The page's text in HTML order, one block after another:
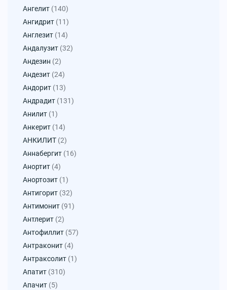
Ангелит (140)
Ангидрит (11)
Англезит (14)
Андалузит (32)
Андезин (2)
Андезит (24)
Андорит (13)
Андрадит (131)
Анилит (1)
Анкерит (14)
АНКИЛИТ (2)
Аннабергит (16)
Анортит (4)
Анортозит (1)
Антигорит (32)
Антимонит (91)
Антлерит (2)
Антофиллит (57)
Антраконит (4)
Антраксолит (1)
Апатит (310)
Апачит (5)